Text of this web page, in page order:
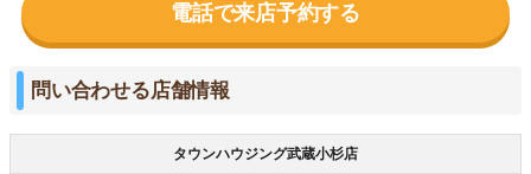
電話で来店予約する
問い合わせる店舗情報
タウンハウジング武蔵小杉店